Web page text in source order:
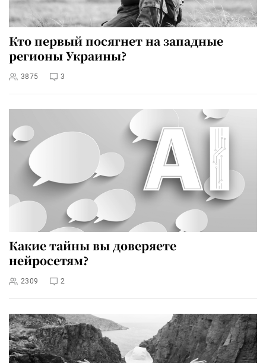
Кто первый посягнет на западные
регионы Украины?
3875 3
Какие тайны вы доверяете
нейросетям?
2309 2